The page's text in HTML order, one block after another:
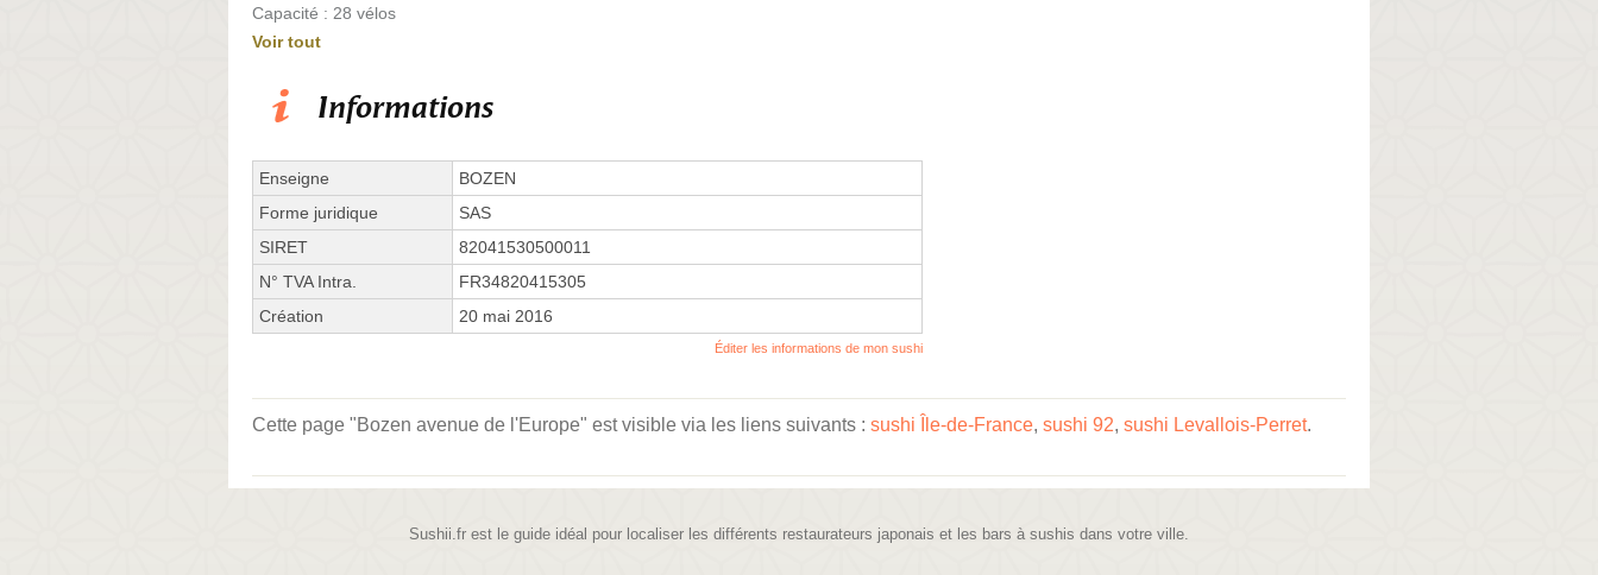
Capacité : 28 vélos
Voir tout
Informations
Enseigne
BOZEN
Forme juridique
SAS
SIRET
82041530500011
N° TVA Intra.
FR34820415305
Création
20 mai 2016
Éditer les informations de mon sushi
Cette page "Bozen avenue de l'Europe" est visible via les liens suivants : sushi Île-de-France, sushi 92, sushi Levallois-Perret.
Sushii.fr est le guide idéal pour localiser les différents restaurateurs japonais et les bars à sushis dans votre ville.